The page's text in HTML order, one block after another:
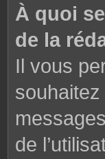
À quoi
de la
Il vous
de